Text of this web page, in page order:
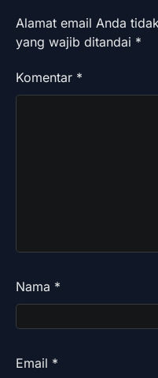
Alamat email Anda
yang wajib ditandai *
Komentar *
Nama *
Email *